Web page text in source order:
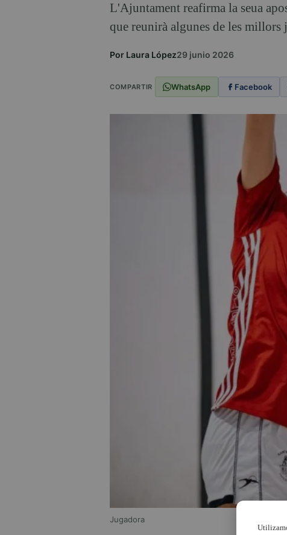
L'Ajuntament reafirma la seua
que reunirà algunes de les
Por Laura López29 junio 2026
COMPARTIR WhatsApp Facebook
Jugadora